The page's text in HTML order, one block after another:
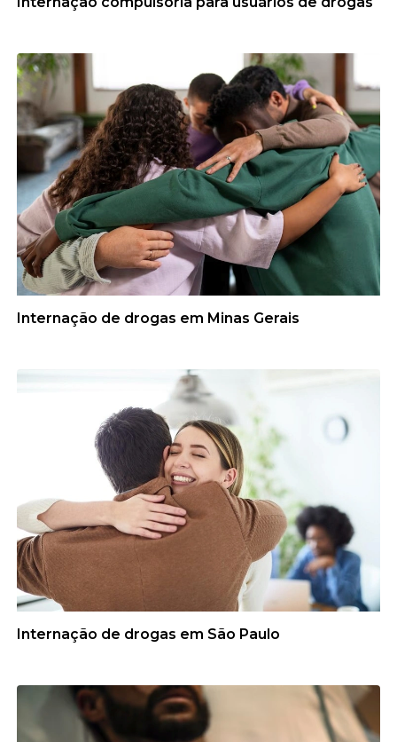
Internação de drogas em Minas Gerais
Internação de drogas em São Paulo